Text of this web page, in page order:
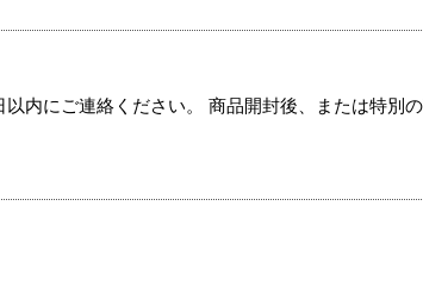
内にご連絡ください。 商品開封後、または特別